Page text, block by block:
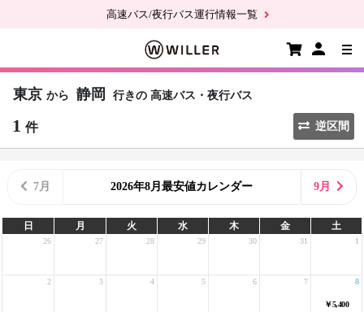
高速バス/夜行バス運行情報一覧
東京 から 静岡 行きの 高速バス・夜行バス
1 件 逆区間
7月 2026年8月最安値カレンダー 9月
日 月 火 水 木 金 土
26 27 28 29 30 31 1
2 3 4 5 6 7
￥5,400
8